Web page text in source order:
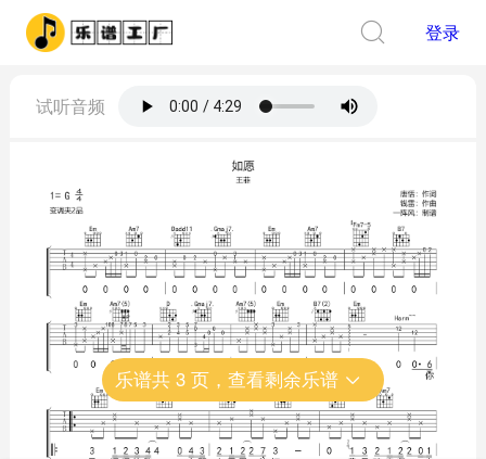
登录
试听音频
乐谱共 3页，查看剩余乐谱